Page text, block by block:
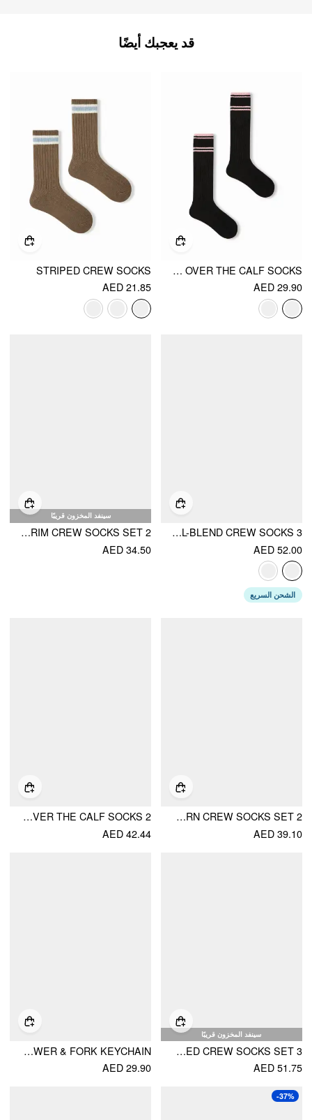
قد يعجبك أيضًا
TWO-TONE OVER THE CALF SOCKS
AED 29.90
STRIPED CREW SOCKS
AED 21.85
3 PAIRS STRIPED WOOL-BLEND CREW SOCKS
AED 52.00
الشحن السريع
سينفد المخزون قريبًا
2 PAIRS PLAID TRIM CREW SOCKS SET
AED 34.50
2 PAIRS HALLOWEEN PATTERN CREW SOCKS SET
AED 39.10
2 PAIRS OVER THE CALF SOCKS
AED 42.44
سينفد المخزون قريبًا
3 PAIRS STRIPED CREW SOCKS SET
AED 51.75
HEART & FLOWER & FORK KEYCHAIN
AED 29.90
-37%